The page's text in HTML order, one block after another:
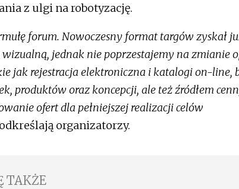
z ulgi na robotyzację.
forum. Nowoczesny format targów zyskał
jednak nie poprzestajemy na zmianie
jak rejestracja elektroniczna i katalogi on-line,
produktów oraz koncepcji, ale też źródłem
ofert dla pełniejszej realizacji celów
organizatorzy.
TAKŻE